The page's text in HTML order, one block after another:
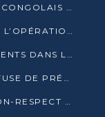
CARDY YOUELO, LA VOIX DAU SLAM CONGOLAIS QUI INTERPELLE LE MONDE
BRAZZAVILLE : LE PRÉFET SOUTIENT L’OPÉRATION « ZÉRO KULUNA » ET APPELLE À LA VIGILANCE CITOYENNE
LE CNR DÉNONCE DES BOMBARDEMENTS DANS LE POOL ET ACCUSE LE GOUVERNEMENT
PRÉSIDENTIELLE 2026 : L’UPADS REFUSE DE PRÉSENTER UN CANDIDAT ET DÉNONCE UN PROCESSUS NON CRÉDIBLE
FÉLIX TSHISEKEDI ALERTE SUR LE NON-RESPECT DES ENGAGEMENTS DE PAIX APRÈS SA RENCONTRE AVEC D. SASSOU-NGUESSO